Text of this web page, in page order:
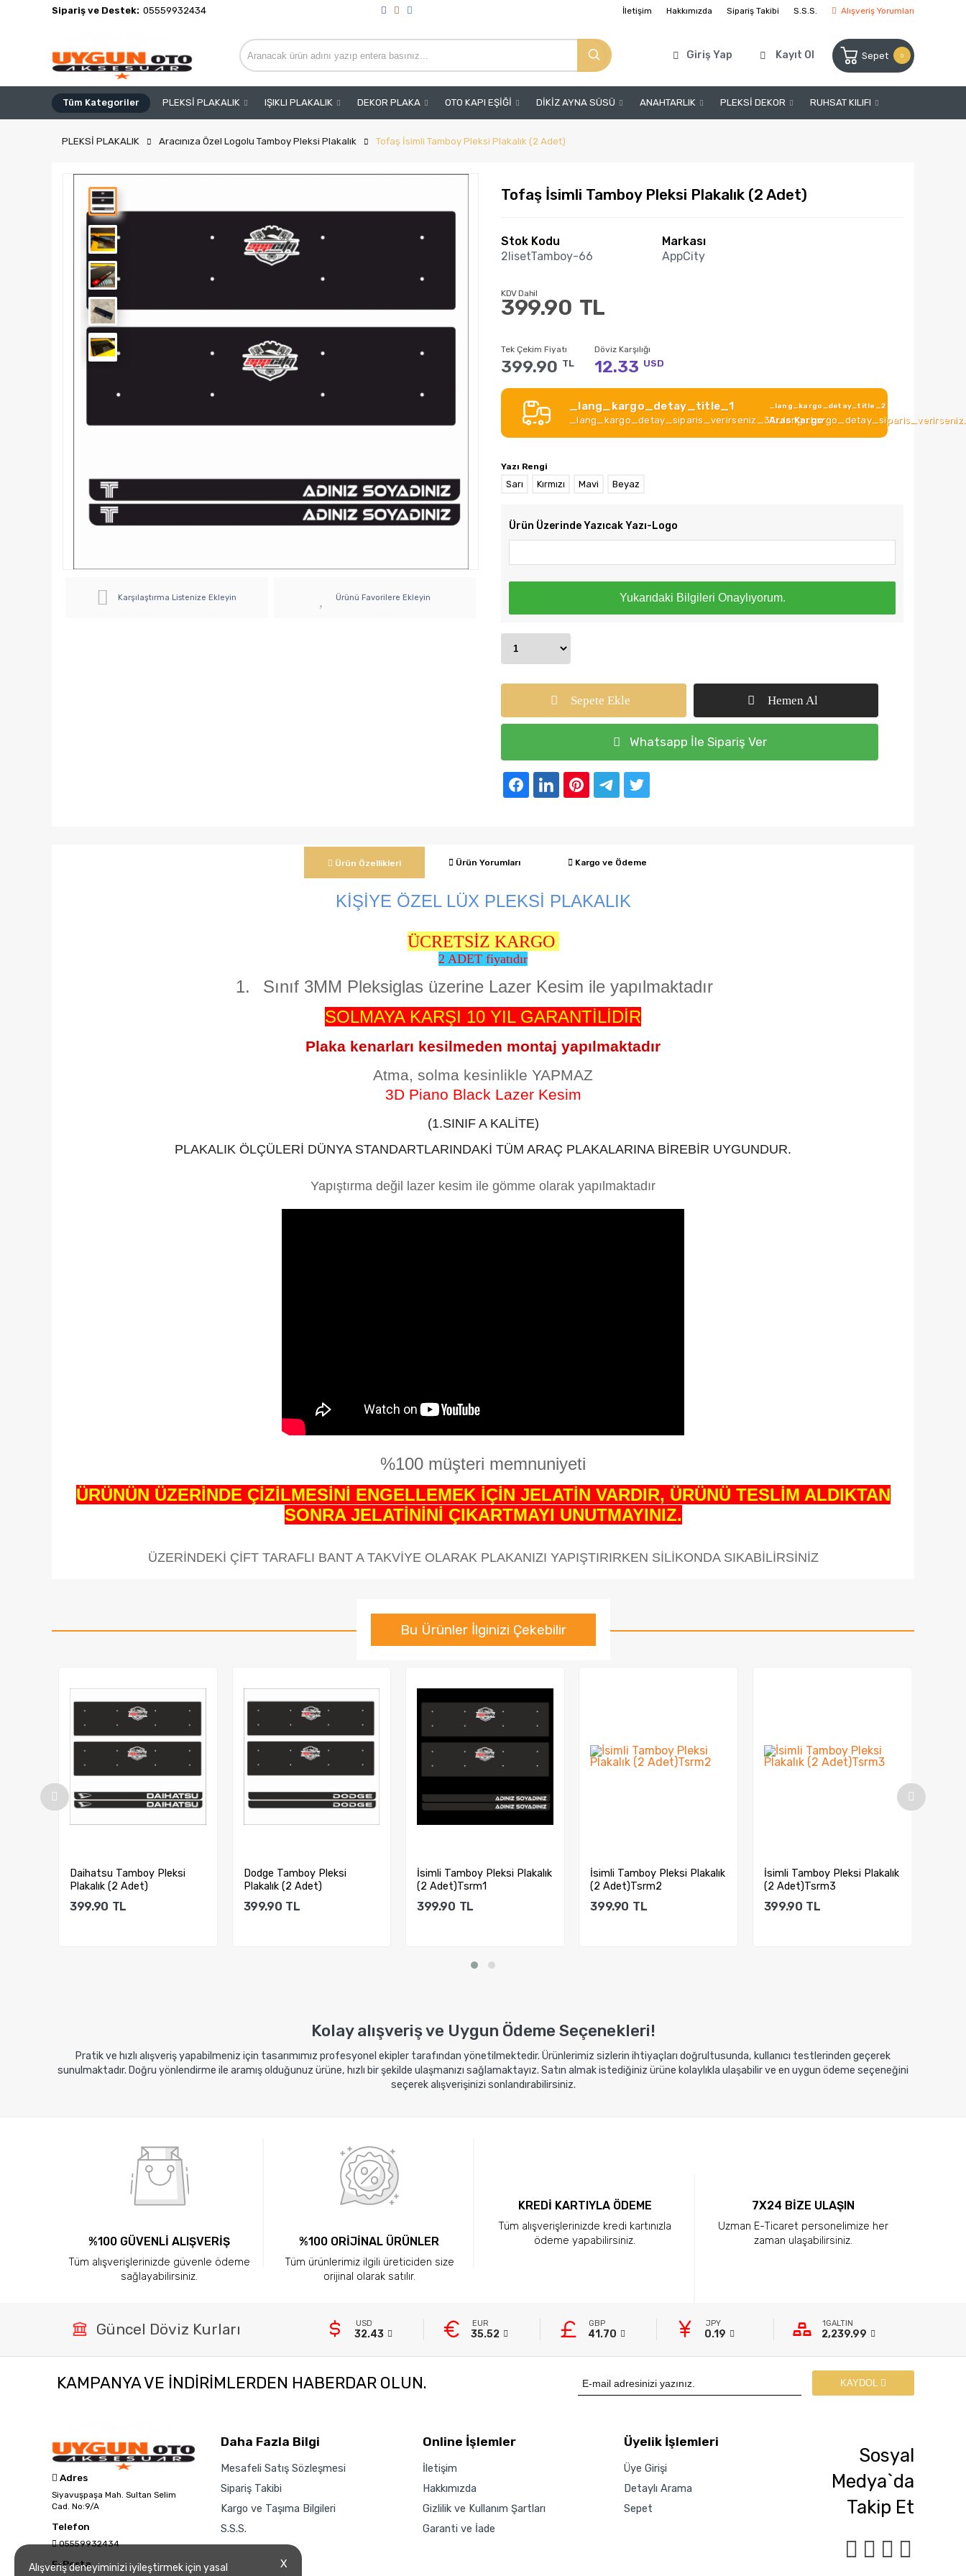
Sipariş ve Destek: 05559932434 İletişim Hakkımızda Sipariş Takibi S.S.S. Alışveriş Yorumları
Giriş Yap Kayıt Ol Sepet 0
Tüm Kategoriler PLEKSİ PLAKALIK IŞIKLI PLAKALIK DEKOR PLAKA OTO KAPI EŞİĞİ DİKİZ AYNA SÜSÜ ANAHTARLIK PLEKSİ DEKOR RUHSAT KILIFI
PLEKSİ PLAKALIK Aracınıza Özel Logolu Tamboy Pleksi Plakalık Tofaş İsimli Tamboy Pleksi Plakalık (2 Adet)
Karşılaştırma Listenize Ekleyin Ürünü Favorilere Ekleyin
Tofaş İsimli Tamboy Pleksi Plakalık (2 Adet)
Stok Kodu
2lisetTamboy-66
Markası
AppCity
399.90 TL
KDV Dahil
Tek Çekim Fiyatı
399.90 TL
Döviz Karşılığı
12.33 USD
_lang_kargo_detay_title_1 _lang_kargo_detay_title_2
Aras Kargo
Yazı Rengi
Sarı Kırmızı Mavi Beyaz
Ürün Üzerinde Yazıcak Yazı-Logo
Yukarıdaki Bilgileri Onaylıyorum.
Sepete Ekle Hemen Al
Whatsapp İle Sipariş Ver
Ürün Özellikleri Ürün Yorumları Kargo ve Ödeme
KİŞİYE ÖZEL LÜX PLEKSİ PLAKALIK
ÜCRETSİZ KARGO
2 ADET fiyatıdır
1.
Sınıf 3MM Pleksiglas üzerine Lazer Kesim ile yapılmaktadır
SOLMAYA KARŞI 10 YIL GARANTİLİDİR
Plaka kenarları kesilmeden montaj yapılmaktadır
Atma, solma kesinlikle YAPMAZ
3D Piano Black Lazer Kesim
(1.SINIF A KALİTE)
PLAKALIK ÖLÇÜLERİ DÜNYA STANDARTLARINDAKİ TÜM ARAÇ PLAKALARINA BİREBİR UYGUNDUR.
Yapıştırma değil lazer kesim ile gömme olarak yapılmaktadır
%100 müşteri memnuniyeti
ÜRÜNÜN ÜZERİNDE ÇİZİLMESİNİ ENGELLEMEK İÇİN JELATİN VARDIR, ÜRÜNÜ TESLİM ALDIKTAN
SONRA JELATİNİNİ ÇIKARTMAYI UNUTMAYINIZ.
ÜZERİNDEKİ ÇİFT TARAFLI BANT A TAKVİYE OLARAK PLAKANIZI YAPIŞTIRIRKEN SİLİKONDA SIKABİLİRSİNİZ
Bu Ürünler İlginizi Çekebilir
Dodge Tamboy Pleksi
Plakalık (2 Adet)
399.90 TL
İsimli Tamboy Pleksi Plakalık
(2 Adet)Tsrm1
399.90 TL
İsimli Tamboy Pleksi Plakalık
(2 Adet)Tsrm2
399.90 TL
İsimli Tamboy Pleksi Plakalık
(2 Adet)Tsrm3
399.90 TL
Tofaş İsimli Tamboy Pleksi
Plakalık (2 Adet)
399.90 TL
Kolay alışveriş ve Uygun Ödeme Seçenekleri!
Pratik ve hızlı alışveriş yapabilmeniz için tasarımımız profesyonel ekipler tarafından yönetilmektedir. Ürünlerimiz sizlerin ihtiyaçları doğrultusunda, kullanıcı testlerinden geçerek
sunulmaktadır. Doğru yönlendirme ile aramış olduğunuz ürüne, hızlı bir şekilde ulaşmanızı sağlamaktayız. Satın almak istediğiniz ürüne kolaylıkla ulaşabilir ve en uygun ödeme seçeneğini
seçerek alışverişinizi sonlandırabilirsiniz.
%100 GÜVENLİ ALIŞVERİŞ
Tüm alışverişlerinizde güvenle ödeme
sağlayabilirsiniz.
%100 ORİJİNAL ÜRÜNLER
Tüm ürünlerimiz ilgili üreticiden size
orijinal olarak satılır.
KREDİ KARTIYLA ÖDEME
Tüm alışverişlerinizde kredi kartınızla
ödeme yapabilirsiniz.
7X24 BİZE ULAŞIN
Uzman E-Ticaret personelimize her
zaman ulaşabilirsiniz.
Güncel Döviz Kurları USD
32.43
EUR
35.52
GBP
41.70
JPY
0.19
1GALTIN
2,239.99
KAMPANYA VE INDIRIMLERDEN HABERDAR OLUN. KAYDOL
Adres
Siyavuşpaşa Mah. Sultan Selim
Cad. No:9/A
Telefon
05559932434
E-Posta
Daha Fazla Bilgi
Mesafeli Satış Sözleşmesi
Sipariş Takibi
Kargo ve Taşıma Bilgileri
S.S.S.
Online İşlemler
İletişim
Hakkımızda
Gizlilik ve Kullanım Şartları
Garanti ve İade
Üyelik İşlemleri
Üye Girişi
Detaylı Arama
Sepet
Sosyal
Medya`da
Takip Et
X
Alışveriş deneyiminizi iyileştirmek için yasal